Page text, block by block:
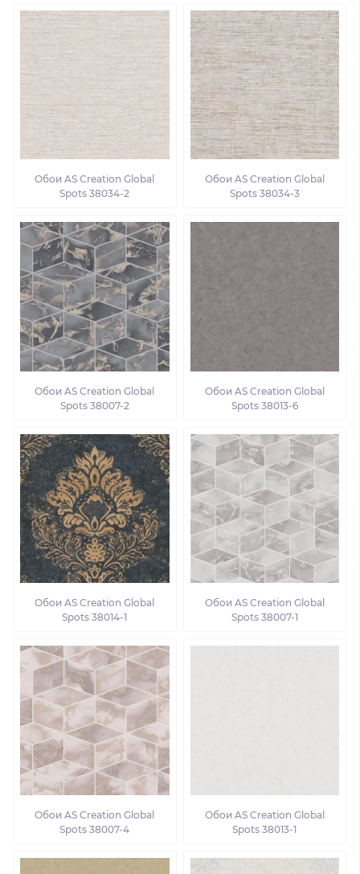
Обои AS Creation Global
Spots 38034-2
Обои AS Creation Global
Spots 38034-3
Обои AS Creation Global
Spots 38007-2
Обои AS Creation Global
Spots 38013-6
Обои AS Creation Global
Spots 38014-1
Обои AS Creation Global
Spots 38007-1
Обои AS Creation Global
Spots 38007-4
Обои AS Creation Global
Spots 38013-1